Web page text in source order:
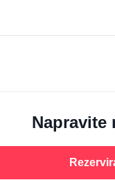
Napravite